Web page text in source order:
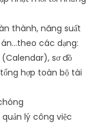
thành, năng suất
các dạng:
sơ đồ
hợp toàn bộ tài
lý công việc